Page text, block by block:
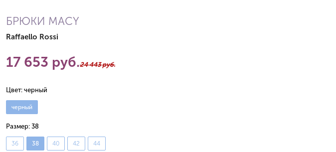
БРЮКИ MACY
Raffaello Rossi
17 653 руб.24 443 руб.
Цвет: черный
черный
Размер: 38
36 38 40 42 44